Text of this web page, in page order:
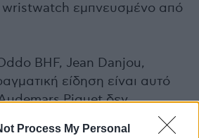
Process My Personal
wristwatch εμπνευσμένο από
BHF, Jean Danjou,
είδηση είναι αυτό
Piguet δεν
κανονική εκδοχή wristwatch